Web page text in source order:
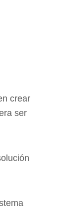
crear
ser